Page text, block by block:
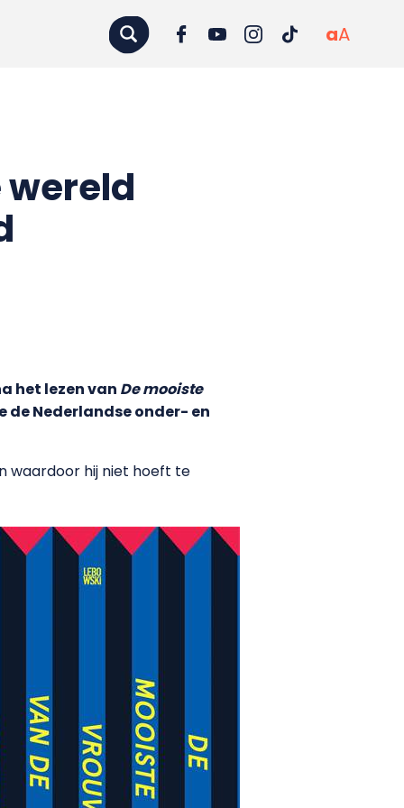
aA
wereld
het lezen van De mooiste
de Nederlandse onder- en
waardoor hij niet hoeft te